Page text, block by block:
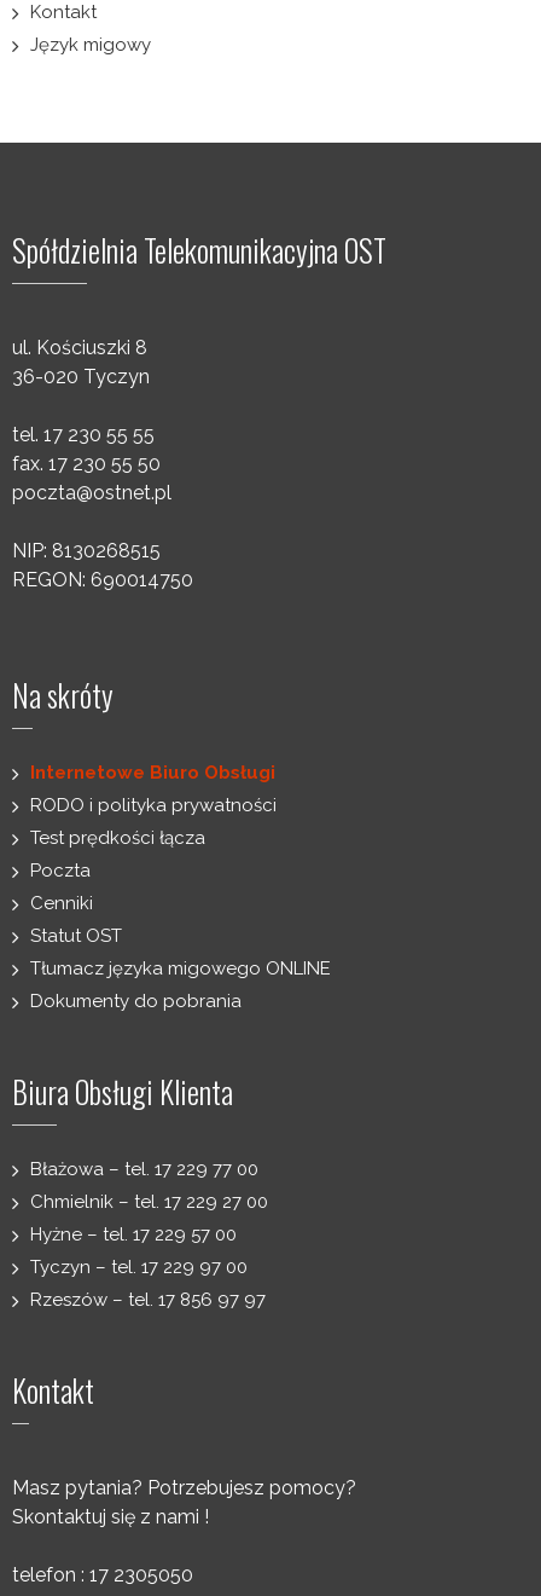
Kontakt
Język migowy
Spółdzielnia Telekomunikacyjna OST
ul. Kościuszki 8
36-020 Tyczyn
tel. 17 230 55 55
fax. 17 230 55 50
poczta@ostnet.pl
NIP: 8130268515
REGON: 690014750
Na skróty
Internetowe Biuro Obsługi
RODO i polityka prywatności
Test prędkości łącza
Poczta
Cenniki
Statut OST
Tłumacz języka migowego ONLINE
Dokumenty do pobrania
Biura Obsługi Klienta
Błażowa – tel. 17 229 77 00
Chmielnik – tel. 17 229 27 00
Hyżne – tel. 17 229 57 00
Tyczyn – tel. 17 229 97 00
Rzeszów – tel. 17 856 97 97
Kontakt
Masz pytania? Potrzebujesz pomocy?
Skontaktuj się z nami !
telefon : 17 2305050